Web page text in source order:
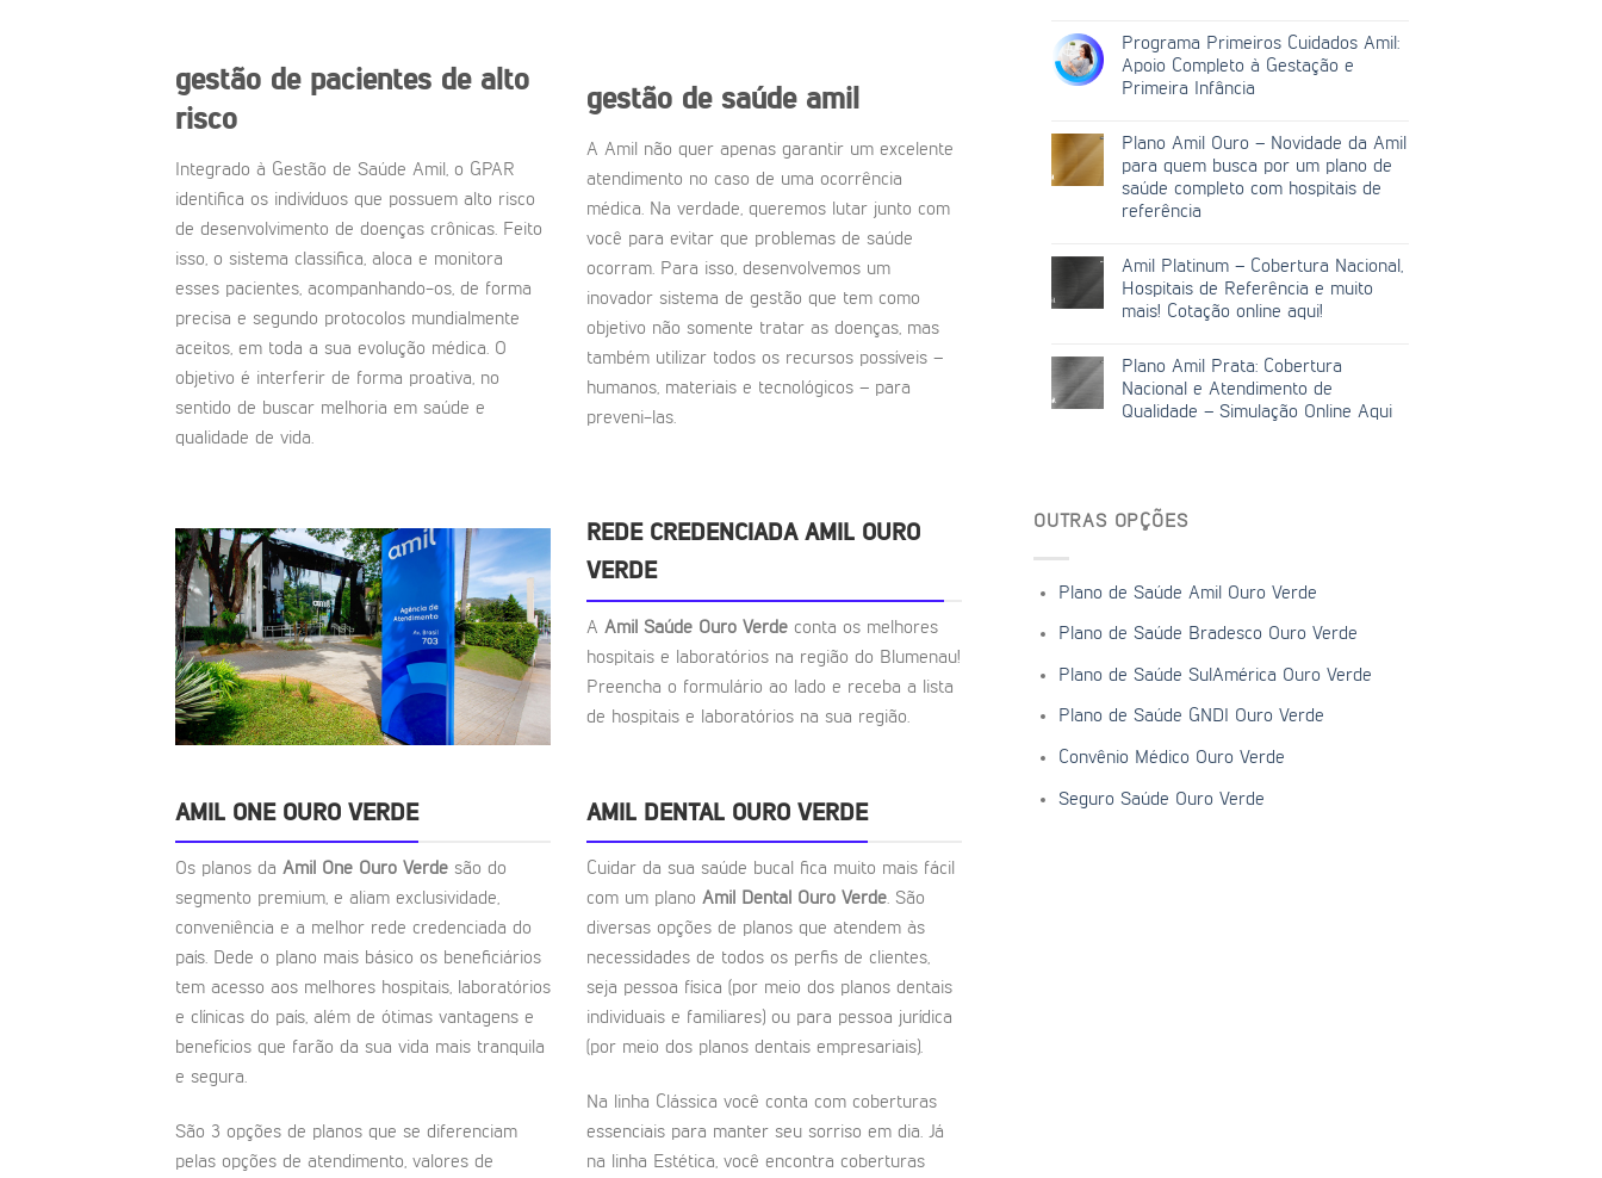
gestão de pacientes de alto
risco
Integrado à Gestão de Saúde Amil, o GPAR
identifica os indivíduos que possuem alto risco
de desenvolvimento de doenças crônicas. Feito
isso, o sistema classifica, aloca e monitora
esses pacientes, acompanhando-os, de forma
precisa e segundo protocolos mundialmente
aceitos, em toda a sua evolução médica. O
objetivo é interferir de forma proativa, no
sentido de buscar melhoria em saúde e
qualidade de vida.
gestão de saúde amil
A Amil não quer apenas garantir um excelente
atendimento no caso de uma ocorrência
médica. Na verdade, queremos lutar junto com
você para evitar que problemas de saúde
ocorram. Para isso, desenvolvemos um
inovador sistema de gestão que tem como
objetivo não somente tratar as doenças, mas
também utilizar todos os recursos possíveis –
humanos, materiais e tecnológicos – para
preveni-las.
REDE CREDENCIADA AMIL OURO
VERDE
A Amil Saúde Ouro Verde conta os melhores
hospitais e laboratórios na região do Blumenau!
Preencha o formulário ao lado e receba a lista
de hospitais e laboratórios na sua região.
AMIL ONE OURO VERDE
Os planos da Amil One Ouro Verde são do
segmento premium, e aliam exclusividade,
conveniência e a melhor rede credenciada do
país. Dede o plano mais básico os beneficiários
tem acesso aos melhores hospitais, laboratórios
e clínicas do país, além de ótimas vantagens e
benefícios que farão da sua vida mais tranquila
e segura.
São 3 opções de planos que se diferenciam
pelas opções de atendimento, valores de
AMIL DENTAL OURO VERDE
Cuidar da sua saúde bucal fica muito mais fácil
com um plano Amil Dental Ouro Verde. São
diversas opções de planos que atendem às
necessidades de todos os perfis de clientes,
seja pessoa física (por meio dos planos dentais
individuais e familiares) ou para pessoa jurídica
(por meio dos planos dentais empresariais).
Na linha Clássica você conta com coberturas
essenciais para manter seu sorriso em dia. Já
na linha Estética, você encontra coberturas
Programa Primeiros Cuidados Amil:
Apoio Completo à Gestação e
Primeira Infância
Plano Amil Ouro – Novidade da Amil
para quem busca por um plano de
saúde completo com hospitais de
referência
Amil Platinum – Cobertura Nacional,
Hospitais de Referência e muito
mais! Cotação online aqui!
Plano Amil Prata: Cobertura
Nacional e Atendimento de
Qualidade – Simulação Online Aqui
OUTRAS OPÇÕES
Plano de Saúde Amil Ouro Verde
Plano de Saúde Bradesco Ouro Verde
Plano de Saúde SulAmérica Ouro Verde
Plano de Saúde GNDI Ouro Verde
Convênio Médico Ouro Verde
Seguro Saúde Ouro Verde